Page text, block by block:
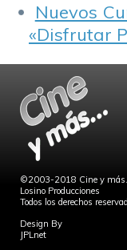
Nuevos
«Disfrutar
©2003-2018 Cine y
Losino Producciones
Todos los derechos
Design By
JPLnet